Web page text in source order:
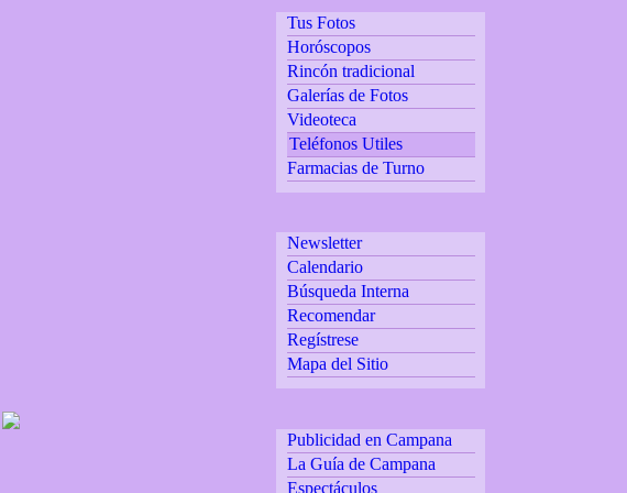
Tus Fotos
Horóscopos
Rincón tradicional
Galerías de Fotos
Videoteca
Teléfonos Utiles
Farmacias de Turno
Newsletter
Calendario
Búsqueda Interna
Recomendar
Regístrese
Mapa del Sitio
Publicidad en Campana
La Guía de Campana
Espectáculos